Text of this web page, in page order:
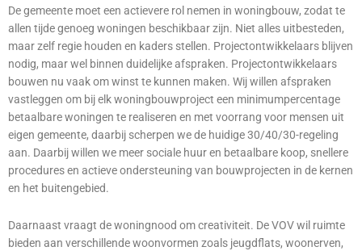
De gemeente moet een actievere rol nemen in woningbouw, zodat te
allen tijde genoeg woningen beschikbaar zijn. Niet alles uitbesteden,
maar zelf regie houden en kaders stellen. Projectontwikkelaars blijven
nodig, maar wel binnen duidelijke afspraken. Projectontwikkelaars
bouwen nu vaak om winst te kunnen maken. Wij willen afspraken
vastleggen om bij elk woningbouwproject een minimumpercentage
betaalbare woningen te realiseren en met voorrang voor mensen uit
eigen gemeente, daarbij scherpen we de huidige 30/40/30-regeling
aan. Daarbij willen we meer sociale huur en betaalbare koop, snellere
procedures en actieve ondersteuning van bouwprojecten in de kernen
en het buitengebied.
Daarnaast vraagt de woningnood om creativiteit. De VOV wil ruimte
bieden aan verschillende woonvormen zoals jeugdflats, woonerven,